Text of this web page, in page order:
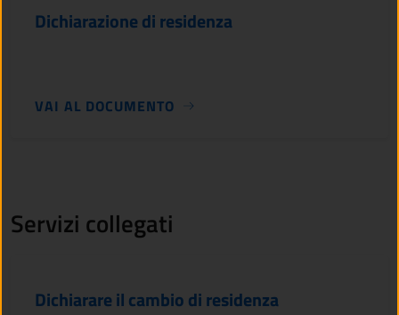
Dichiarazione di residenza
VAI AL DOCUMENTO
Servizi collegati
Dichiarare il cambio di residenza